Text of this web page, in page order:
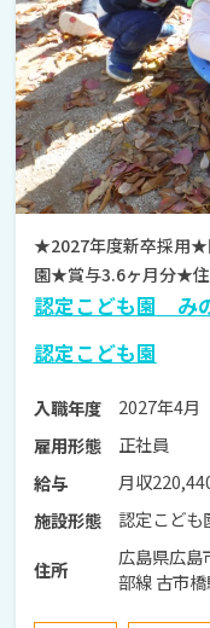
★2027年度新卒採用★
園★賞与3.6ヶ月分★
認定こども園 み
認定こども園
入職年度
2027年4月
雇用形態
正社員
給与
月収
施設形態
認定こども
住所
広島県広島
部線 古市橋